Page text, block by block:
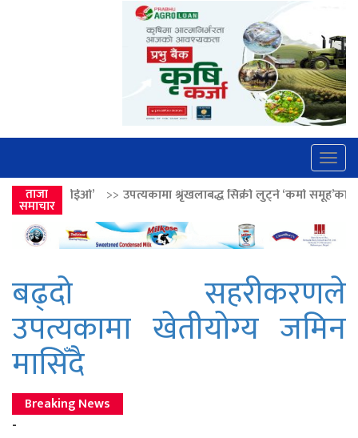
ताजा
समाचार
उपत्यकामा श्रृंखलाबद्ध सिक्री लुट्ने ‘कर्मा समूह’का नाइकेसहित पाँच पक्राउ
बढ्दो सहरीकरणले
उपत्यकामा खेतीयोग्य जमिन
मासिँदै
Breaking News
-